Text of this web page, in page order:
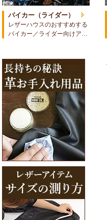
バイカー（ライダー）
レザーハウスのおすすめする
バイカー／ライダー向けア…